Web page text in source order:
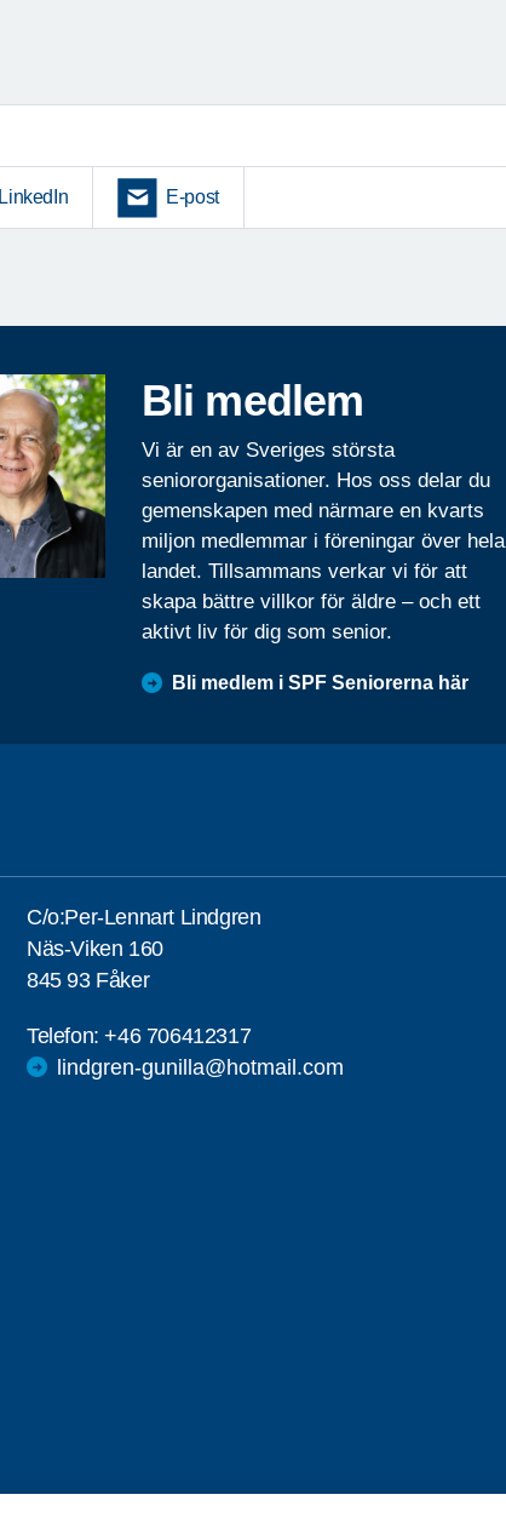
LinkedIn E-post
Bli medlem
Vi är en av Sveriges största
seniororganisationer. Hos oss delar du
gemenskapen med närmare en kvarts
miljon medlemmar i föreningar över hela
landet. Tillsammans verkar vi för att
skapa bättre villkor för äldre – och ett
aktivt liv för dig som senior.
Bli medlem i SPF Seniorerna här
C/o:Per-Lennart Lindgren
Näs-Viken 160
845 93 Fåker
Telefon:+46 706412317
lindgren-gunilla@hotmail.com